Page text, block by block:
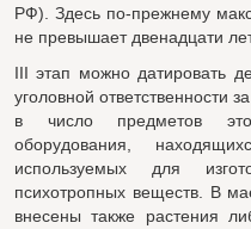
РФ). Здесь по-прежнему
не превышает двенадцати
III этап можно датировать
уголовной ответственности
в число предметов
оборудования,
используемых для
психотропных веществ. В
внесены также растения